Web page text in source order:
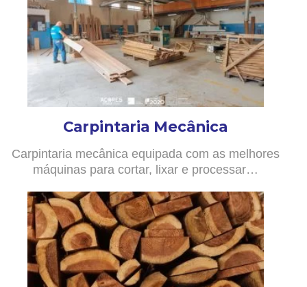
Carpintaria Mecânica
Carpintaria mecânica equipada com as melhores
máquinas para cortar, lixar e processar…